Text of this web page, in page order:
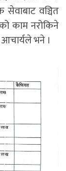
सेवाबाट वञ्चित
काम नरोकिने
आचार्यले भने ।